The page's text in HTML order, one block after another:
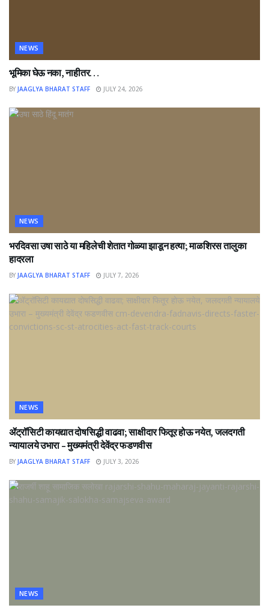
NEWS
भूमिका घेऊ नका, नाहीतर…
BY JAAGLYA BHARAT STAFF JULY 24, 2026
NEWS
भरदिवसा उषा साठे या महिलेची शेतात गोळ्या झाडून हत्या; माळशिरस तालुका
हादरला
BY JAAGLYA BHARAT STAFF JULY 7, 2026
NEWS
ॲट्रॉसिटी कायद्यात दोषसिद्धी वाढवा; साक्षीदार फितूर होऊ नयेत, जलदगती
न्यायालये उभारा – मुख्यमंत्री देवेंद्र फडणवीस
BY JAAGLYA BHARAT STAFF JULY 3, 2026
NEWS